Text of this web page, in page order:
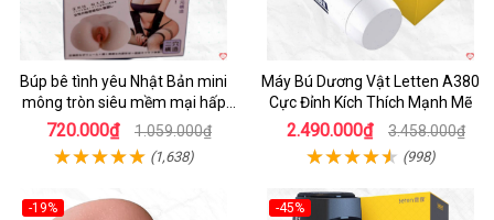
Búp bê tình yêu Nhật Bản mini
mông tròn siêu mềm mại hấp
dẫn
720.000₫ 1.059.000₫
(1,638)
Máy Bú Dương Vật Letten A380
Cực Đỉnh Kích Thích Mạnh Mẽ
2.490.000₫ 3.458.000₫
(998)
-19%
-45%